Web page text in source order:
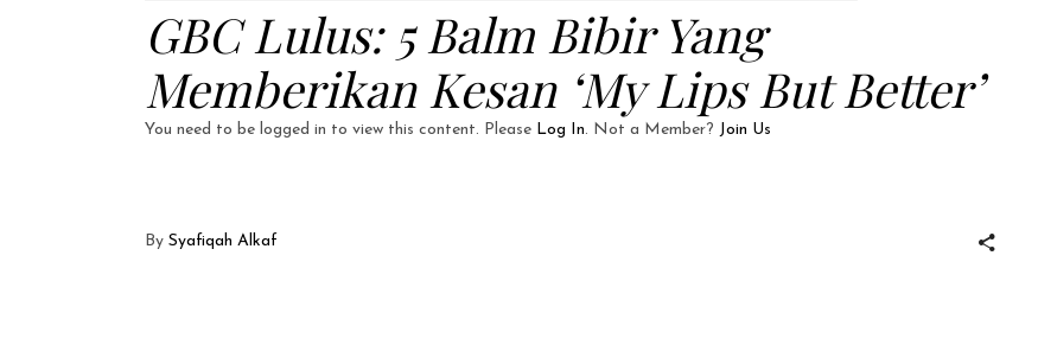
GBC Lulus: 5 Balm Bibir Yang
Memberikan Kesan ‘My Lips But Better’
You need to be logged in to view this content. Please Log In. Not a Member? Join Us
By Syafiqah Alkaf